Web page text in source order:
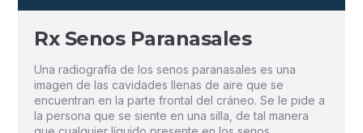
Rx Senos Paranasales
Una radiografía de los senos paranasales es una
imagen de las cavidades llenas de aire que se
encuentran en la parte frontal del cráneo. Se le pide a
la persona que se siente en una silla, de tal manera